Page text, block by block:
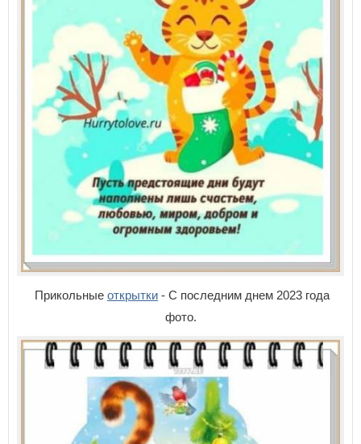
Прикольные открытки - С последним днем 2023 года
фото.